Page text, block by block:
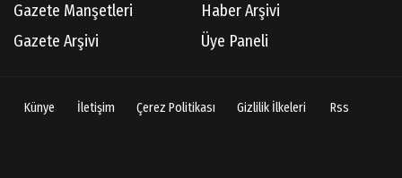
Necati KÜÇÜK
Gazete Manşetleri
Haber Arşivi
Gazete Arşivi
Üye Paneli
Künye İletişim Çerez Politikası Gizlilik İlkeleri Rss